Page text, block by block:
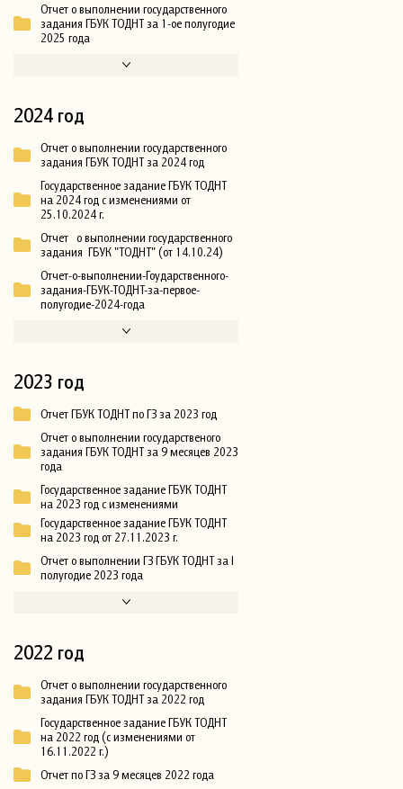
Отчет о выполнении государственного
задания ГБУК ТОДНТ за 1-ое полугодие
2025 года
2024 год
Отчет о выполнении государственного
задания ГБУК ТОДНТ за 2024 год
Государственное задание ГБУК ТОДНТ
на 2024 год с изменениями от
25.10.2024 г.
Отчет о выполнении государственного
задания ГБУК "ТОДНТ" (от 14.10.24)
Отчет-о-выполнении-Гоударственного-
задания-ГБУК-ТОДНТ-за-первое-
полугодие-2024-года
2023 год
Отчет ГБУК ТОДНТ по ГЗ за 2023 год
Отчет о выполнении государственого
задания ГБУК ТОДНТ за 9 месяцев 2023
года
Государственное задание ГБУК ТОДНТ
на 2023 год с изменениями
Государственное задание ГБУК ТОДНТ
на 2023 год от 27.11.2023 г.
Отчет о выполнении ГЗ ГБУК ТОДНТ за I
полугодие 2023 года
2022 год
Отчет о выполнении государственного
задания ГБУК ТОДНТ за 2022 год
Государственное задание ГБУК ТОДНТ
на 2022 год (с изменениями от
16.11.2022 г.)
Отчет по ГЗ за 9 месяцев 2022 года